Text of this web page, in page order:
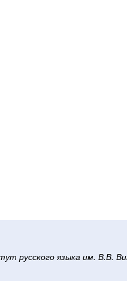
русского языка им. В.В.